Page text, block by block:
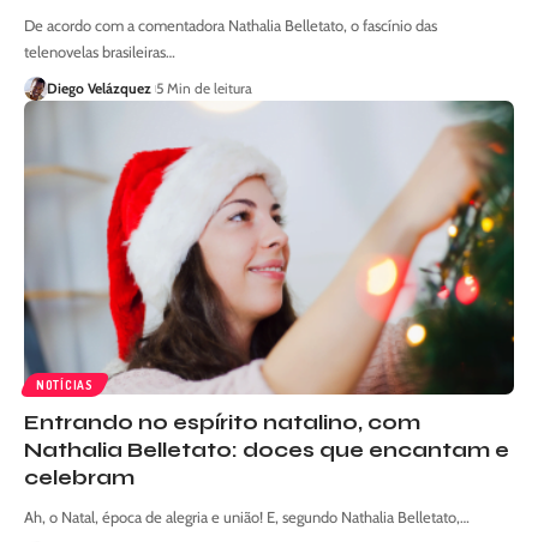
De acordo com a comentadora Nathalia Belletato, o fascínio das
telenovelas brasileiras…
Diego Velázquez 5 Min de leitura
NOTÍCIAS
Entrando no espírito natalino, com
Nathalia Belletato: doces que encantam e
celebram
Ah, o Natal, época de alegria e união! E, segundo Nathalia Belletato,…